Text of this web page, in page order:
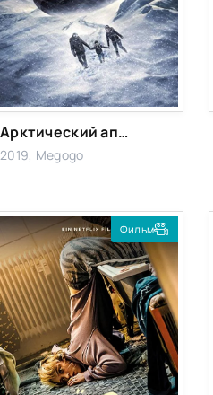
Арктический апокалипсис
2019, Megogo
Фильм